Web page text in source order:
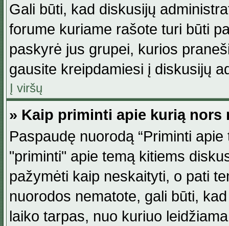
Gali būti, kad diskusijų
forume kuriame rašote turi būti
paskyrė jus grupei, kurios
gausite kreipdamiesi į diskusijų
Į viršų
» Kaip priminti apie kurią nors
Paspaudę nuorodą “Priminti
"priminti" apie temą kitiems
pažymėti kaip neskaityti, o pati
nuorodos nematote, gali būti,
laiko tarpas, nuo kuriuo